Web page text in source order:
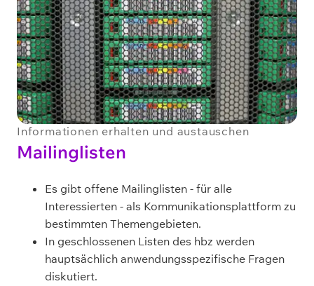
Informationen erhalten und austauschen
Mailinglisten
Es gibt offene Mailinglisten - für alle
Interessierten - als Kommunikationsplattform zu
bestimmten Themengebieten.
In geschlossenen Listen des hbz werden
hauptsächlich anwendungsspezifische Fragen
diskutiert.